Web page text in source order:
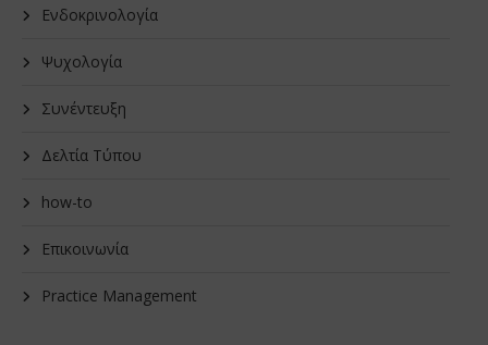
Ενδοκρινολογία
Ψυχολογία
Συνέντευξη
Δελτία Τύπου
how-to
Επικοινωνία
Practice Management